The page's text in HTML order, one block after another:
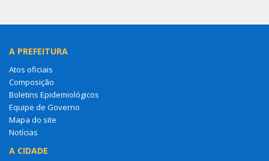
A PREFEITURA
Atos oficiais
Composição
Boletins Epidemiológicos
Equipe de Governo
Mapa do site
Notícias
A CIDADE